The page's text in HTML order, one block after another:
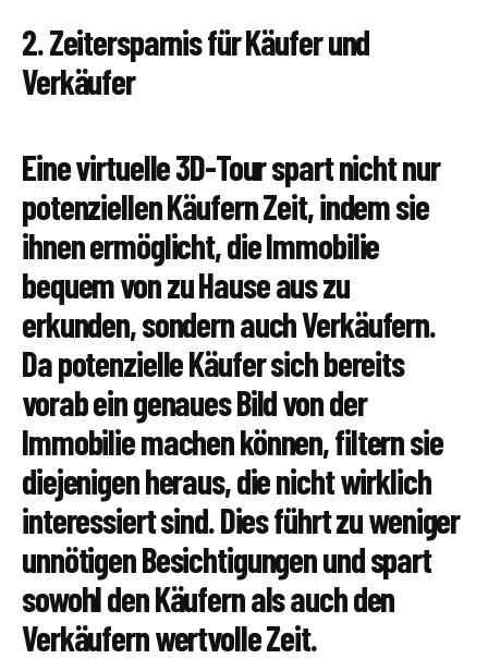
2. Zeitersparnis für Käufer und
Verkäufer
Eine virtuelle 3D-Tour spart nicht nur
potenziellen Käufern Zeit, indem sie
ihnen ermöglicht, die Immobilie
bequem von zu Hause aus zu
erkunden, sondern auch Verkäufern.
Da potenzielle Käufer sich bereits
vorab ein genaues Bild von der
Immobilie machen können, filtern sie
diejenigen heraus, die nicht wirklich
interessiert sind. Dies führt zu weniger
unnötigen Besichtigungen und spart
sowohl den Käufern als auch den
Verkäufern wertvolle Zeit.